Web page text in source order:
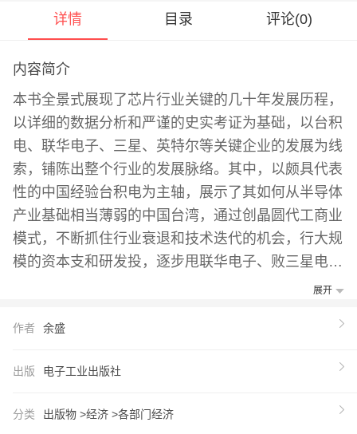
详情 目录 评论(0)
内容简介
本书全景式展现了芯片行业关键的几十年发展历程，
以详细的数据分析和严谨的史实考证为基础，以台积
电、联华电子、三星、英特尔等关键企业的发展为线
索，铺陈出整个行业的发展脉络。其中，以颇具代表
性的中国经验台积电为主轴，展示了其如何从半导体
产业基础相当薄弱的中国台湾，通过创晶圆代工商业
模式，不断抓住行业衰退和技术迭代的机会，行大规
模的资本支和研发投，逐步甩联华电子、败三星电子
和赶超英特尔，取得全球芯片制造技术领先的地位，
贸易、科技冲突频发，其发展路径，亦是中国芯片、
中国大陆如何发展自己的芯片制造业、追赶世界半导
【推荐语】
展开
作者 余盛
出版 电子工业出版社
分类 出版物 >经济 >各部门经济